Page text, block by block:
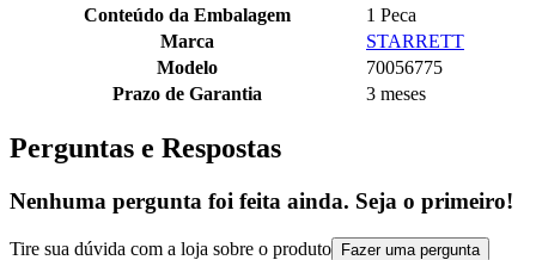
Conteúdo da Embalagem
1 Peca
Marca
STARRETT
Modelo
70056775
Prazo de Garantia
3 meses
Perguntas e Respostas
Nenhuma pergunta foi feita ainda. Seja o primeiro!
Tire sua dúvida com a loja sobre o produto Fazer uma pergunta